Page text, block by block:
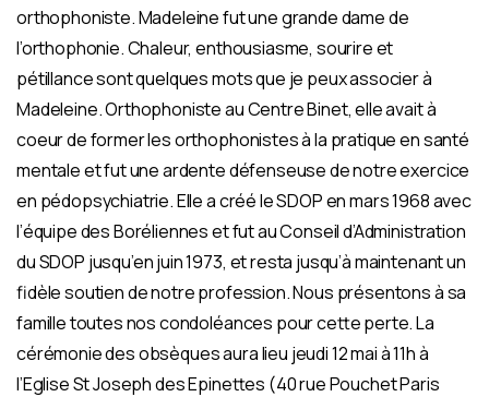
orthophoniste. Madeleine fut une grande dame de
l’orthophonie. Chaleur, enthousiasme, sourire et
pétillance sont quelques mots que je peux associer à
Madeleine. Orthophoniste au Centre Binet, elle avait à
coeur de former les orthophonistes à la pratique en santé
mentale et fut une ardente défenseuse de notre exercice
en pédopsychiatrie. Elle a créé le SDOP en mars 1968 avec
l’équipe des Boréliennes et fut au Conseil d’Administration
du SDOP jusqu’en juin 1973, et resta jusqu’à maintenant un
fidèle soutien de notre profession. Nous présentons à sa
famille toutes nos condoléances pour cette perte. La
cérémonie des obsèques aura lieu jeudi 12 mai à 11h à
l’Eglise St Joseph des Epinettes (40 rue Pouchet Paris